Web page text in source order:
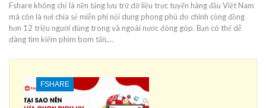
Fshare không chỉ là nền tảng lưu trữ dữ liệu trực tuyến hàng đầu Việt Nam
mà còn là nơi chia sẻ miễn phí nội dung phong phú do chính cộng đồng
hơn 12 triệu người dùng trong và ngoài nước đóng góp. Bạn có thể dễ
dàng tìm kiếm phim bom tấn,…
FSHARE